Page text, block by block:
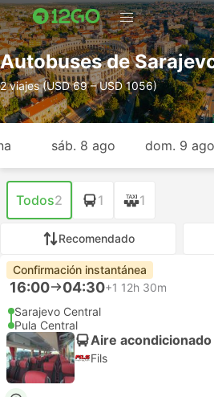
Autobuses de
2 viajes (USD 69 – USD 1056)
sáb. 8 ago dom. 9 ago
Todos2 1 1
Recomendado
Confirmación instantánea
16:00 04:30+1 12h 30m
Sarajevo Central
Pula Central
Aire
Fils